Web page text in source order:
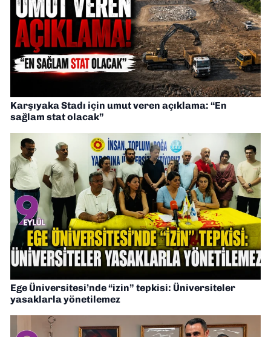
Karşıyaka Stadı için umut veren açıklama: “En
sağlam stat olacak”
Ege Üniversitesi’nde “izin” tepkisi: Üniversiteler
yasaklarla yönetilemez